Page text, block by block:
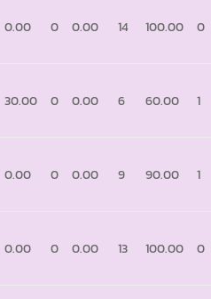
0.00 0 0.00 14 100.00 0
30.00 0 0.00 6 60.00 1
0.00 0 0.00 9 90.00 1
0.00 0 0.00 13 100.00 0